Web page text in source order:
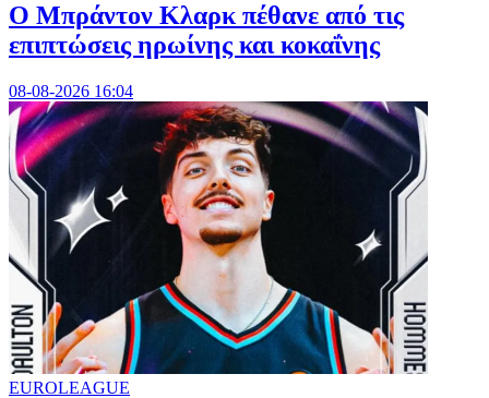
Ο Μπράντον Κλαρκ πέθανε από τις
επιπτώσεις ηρωίνης και κοκαΐνης
08-08-2026 16:04
EUROLEAGUE